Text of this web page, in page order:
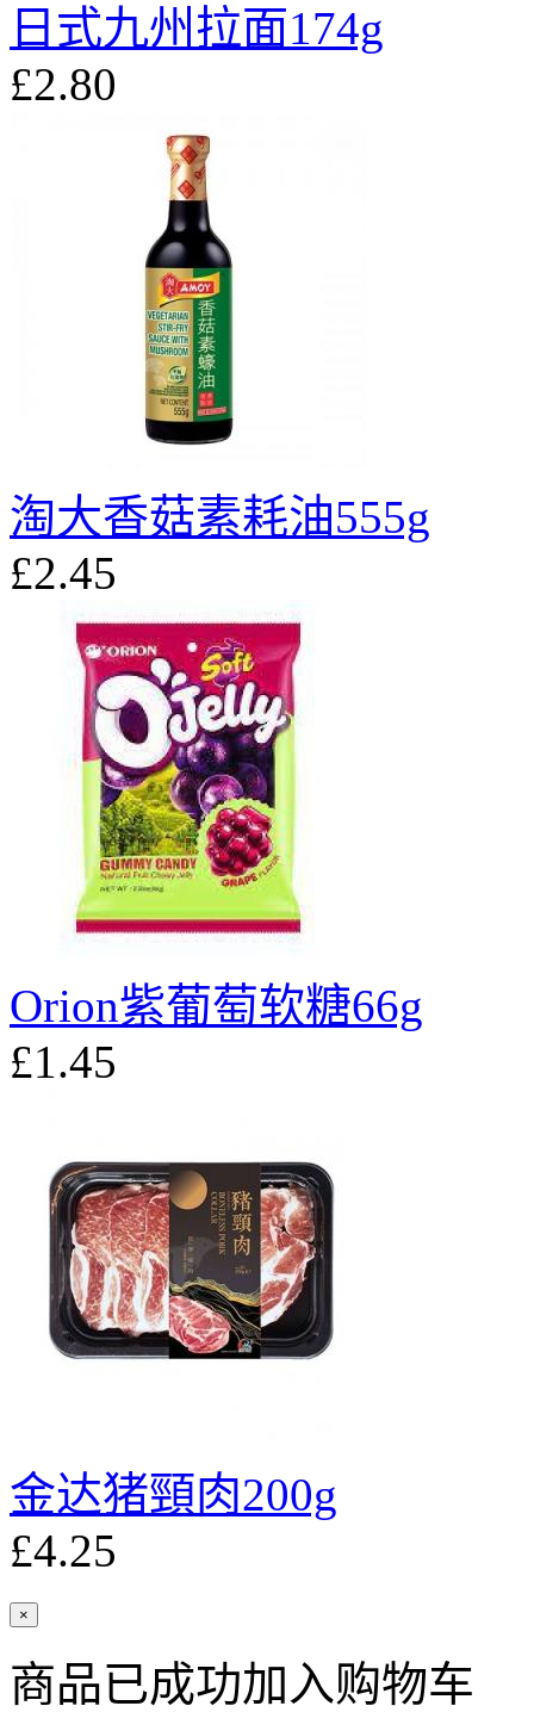
日式九州拉面174g
£2.80
淘大香菇素耗油555g
£2.45
Orion紫葡萄软糖66g
£1.45
金达猪頸肉200g
£4.25
×
商品已成功加入购物车